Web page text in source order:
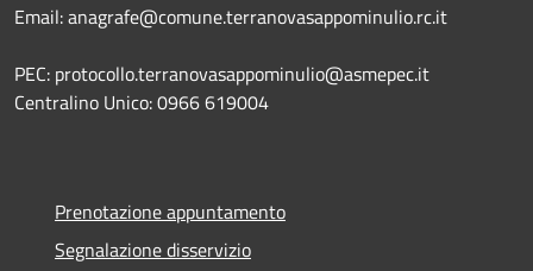
Email: anagrafe@comune.terranovasappominulio.rc.it
PEC: protocollo.terranovasappominulio@asmepec.it
Centralino Unico: 0966 619004
Prenotazione appuntamento
Segnalazione disservizio